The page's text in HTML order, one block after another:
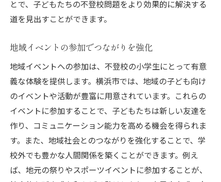
不登校の要因を理解し地域でできるサポートを
考える
地域社会の理解を深める
サポート体制の確立方法
原因別の対応策を考える
地域資源の活用と連携
困難を乗り越えるための支援
とで、子どもたちの不登校問題をより効果的に解決する
道を見出すことができます。
地域イベントの参加でつながりを強化
地域イベントへの参加は、不登校の小学生にとって有意
義な体験を提供します。横浜市では、地域の子ども向け
のイベントや活動が豊富に用意されています。これらの
イベントに参加することで、子どもたちは新しい友達を
作り、コミュニケーション能力を高める機会を得られま
す。また、地域社会とのつながりを強化することで、学
校外でも豊かな人間関係を築くことができます。例え
ば、地元の祭りやスポーツイベントに参加することが、